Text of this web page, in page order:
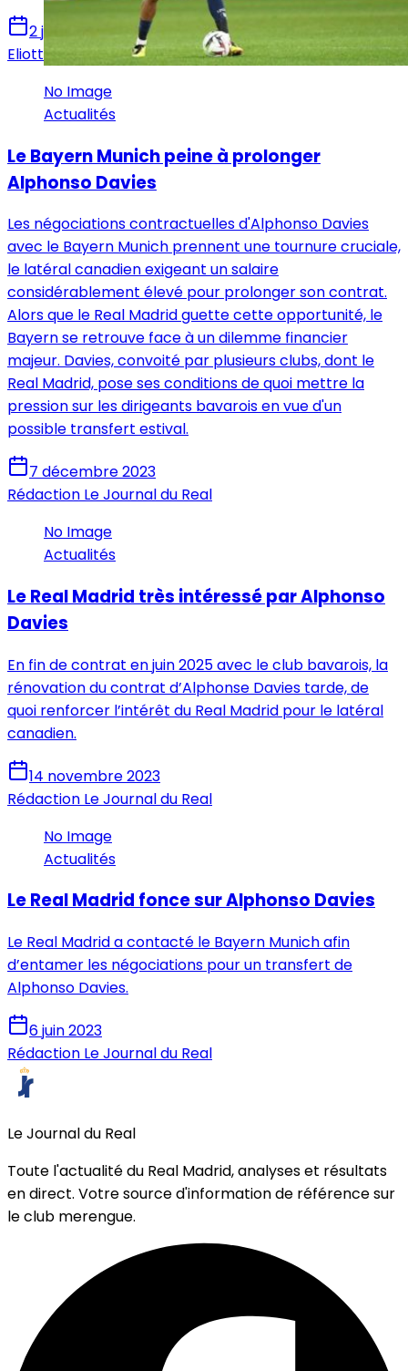
2 juillet 2024
Eliott Lafleur
No Image
Actualités
Le Bayern Munich peine à prolonger
Alphonso Davies
Les négociations contractuelles d'Alphonso Davies
avec le Bayern Munich prennent une tournure cruciale,
le latéral canadien exigeant un salaire
considérablement élevé pour prolonger son contrat.
Alors que le Real Madrid guette cette opportunité, le
Bayern se retrouve face à un dilemme financier
majeur. Davies, convoité par plusieurs clubs, dont le
Real Madrid, pose ses conditions de quoi mettre la
pression sur les dirigeants bavarois en vue d'un
possible transfert estival.
7 décembre 2023
Rédaction Le Journal du Real
No Image
Actualités
Le Real Madrid très intéressé par Alphonso
Davies
En fin de contrat en juin 2025 avec le club bavarois, la
rénovation du contrat d’Alphonse Davies tarde, de
quoi renforcer l’intérêt du Real Madrid pour le latéral
canadien.
14 novembre 2023
Rédaction Le Journal du Real
No Image
Actualités
Le Real Madrid fonce sur Alphonso Davies
Le Real Madrid a contacté le Bayern Munich afin
d’entamer les négociations pour un transfert de
Alphonso Davies.
6 juin 2023
Rédaction Le Journal du Real
Le Journal du Real
Toute l'actualité du Real Madrid, analyses et résultats
en direct. Votre source d'information de référence sur
le club merengue.